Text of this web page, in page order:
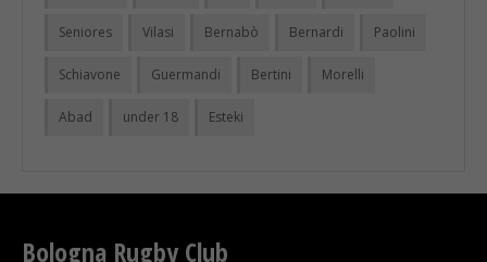
Seniores Vilasi Bernabò Bernardi Paolini
Schiavone Guermandi Bertini Morelli
Abad under 18 Esteki
Bologna Rugby Club